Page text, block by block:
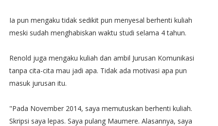
Ia pun mengaku tidak sedikit pun menyesal berhenti kuliah
meski sudah menghabiskan waktu studi selama 4 tahun.
Renold juga mengaku kuliah dan ambil Jurusan Komunikasi
tanpa cita-cita mau jadi apa. Tidak ada motivasi apa pun
masuk jurusan itu.
"Pada November 2014, saya memutuskan berhenti kuliah.
Skripsi saya lepas. Saya pulang Maumere. Alasannya, saya